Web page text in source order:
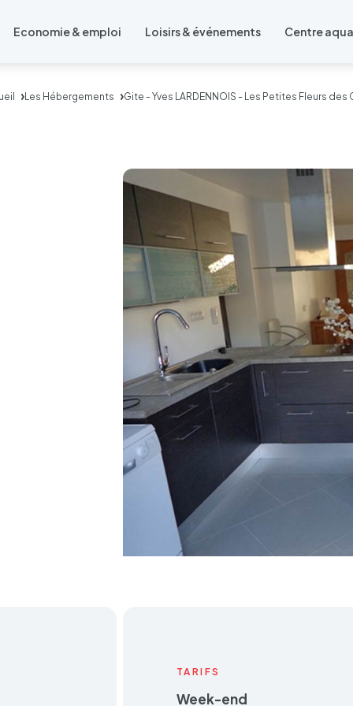
Economie & emploi Loisirs & événements Centre
Les Hébergements Gite - Yves LARDENNOIS - Les Petites Fleurs des
TARIFS
Week-end